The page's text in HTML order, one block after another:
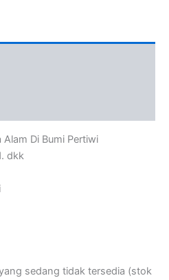
Di Bumi Pertiwi
dkk
sedang tidak tersedia (stok